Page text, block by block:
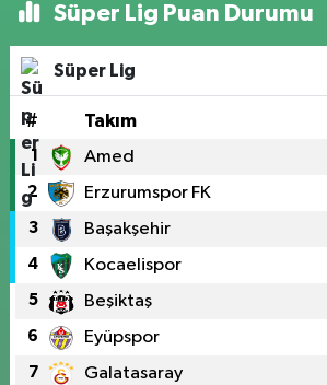
Süper Lig Puan Durumu
Süper Lig
# Takım
1 Amed
2 Erzurumspor FK
3 Başakşehir
4 Kocaelispor
5 Beşiktaş
6 Eyüpspor
7 Galatasaray